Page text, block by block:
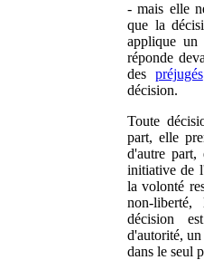
- mais elle
que la
applique
réponde
des préjugés
décision.
Toute
part, elle
d'autre part,
initiative de
la volonté
non-
décision
d'autorité, un
dans le seul